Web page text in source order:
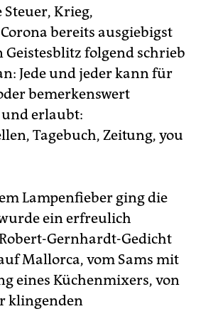
Krieg,
bereits ausgiebigst
folgend schrieb
Jede und jeder kann für
bemerkenswert
erlaubt:
Tagebuch, Zeitung, you
Lampenfieber ging die
ein erfreulich
Gernhardt-Gedicht
Mallorca, vom Sams mit
eines Küchenmixers, von
klingenden